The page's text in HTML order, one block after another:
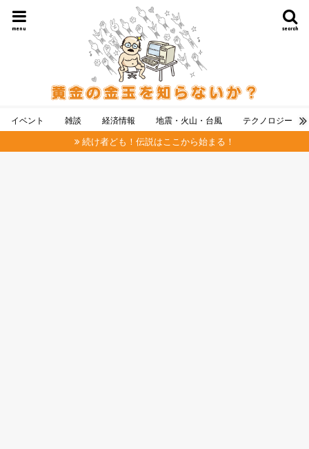
search
menu
イベント 雑談 経済情報 地震・火山・台風 テクノロジー
続け者ども！伝説はここから始まる！